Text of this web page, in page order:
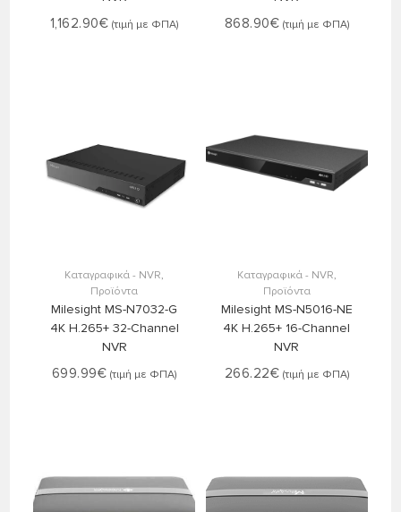
1,162.90€ (τιμή με ΦΠΑ) 868.90€ (τιμή με ΦΠΑ)
Καταγραφικά - NVR,
Προϊόντα
Milesight MS-N7032-G
4K H.265+ 32-Channel
NVR
699.99€ (τιμή με ΦΠΑ)
Καταγραφικά - NVR,
Προϊόντα
Milesight MS-N5016-NE
4K H.265+ 16-Channel
NVR
266.22€ (τιμή με ΦΠΑ)